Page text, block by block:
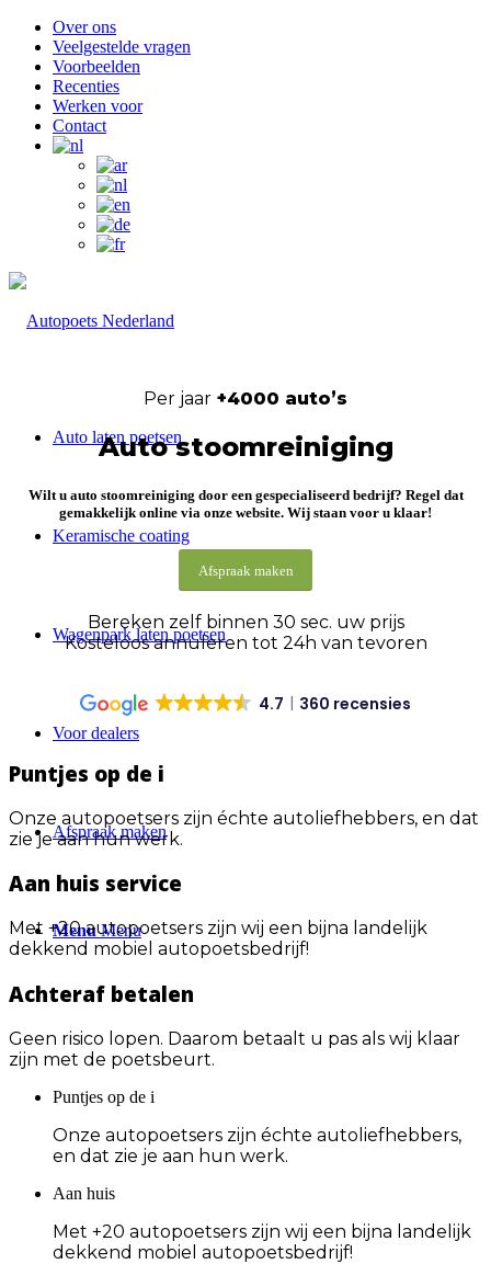
Over ons
Veelgestelde vragen
Voorbeelden
Recenties
Werken voor
Contact
Auto laten poetsen
Keramische coating
Wagenpark laten poetsen
Voor dealers
Afspraak maken
Menu Menu
Per jaar +4000 auto’s
Auto stoomreiniging
Wilt u auto stoomreiniging door een gespecialiseerd bedrijf? Regel dat
gemakkelijk online via onze website. Wij staan voor u klaar!
Afspraak maken
Bereken zelf binnen 30 sec. uw prijs
Kosteloos annuleren tot 24h van tevoren
4.7 360 recensies
Puntjes op de i
Onze autopoetsers zijn échte autoliefhebbers, en dat
zie je aan hun werk.
Aan huis service
Met +20 autopoetsers zijn wij een bijna landelijk
dekkend mobiel autopoetsbedrijf!
Achteraf betalen
Geen risico lopen. Daarom betaalt u pas als wij klaar
zijn met de poetsbeurt.
Puntjes op de i
Onze autopoetsers zijn échte autoliefhebbers,
en dat zie je aan hun werk.
Aan huis
Met +20 autopoetsers zijn wij een bijna landelijk
dekkend mobiel autopoetsbedrijf!